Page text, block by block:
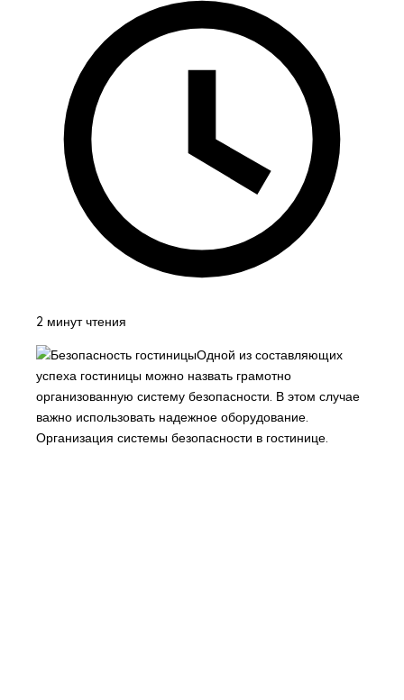
2 минут чтения
Одной из составляющих
успеха гостиницы можно назвать грамотно
организованную систему безопасности. В этом случае
важно использовать надежное оборудование.
Организация системы безопасности в гостинице.